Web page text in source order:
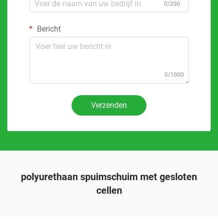
0/200
Bericht
0/1000
Verzenden
polyurethaan spuimschuim met gesloten
cellen